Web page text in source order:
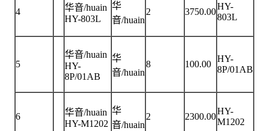
4
华音/huain
HY-803L
华
音/huain
2 3750.00
HY-
803L
5
华音/huain
HY-
8P/01AB
华
音/huain
8 100.00
HY-
8P/01AB
6
华音/huain
HY-M1202
华
音/huain
2 2300.00
HY-
M1202